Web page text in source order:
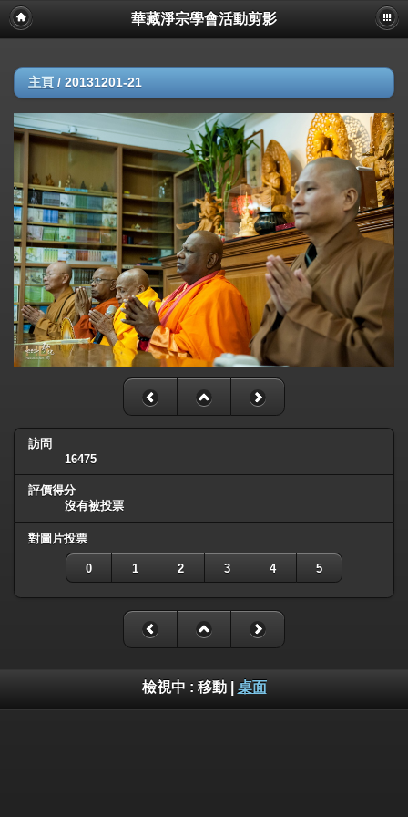
華藏淨宗學會活動剪影
主頁 / 20131201-21
訪問
16475
評價得分
沒有被投票
對圖片投票
0 1 2 3 4 5
檢視中 : 移動| 桌面